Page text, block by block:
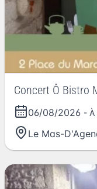
Concert Ô Bistro
06/08/2026 - À
Le Mas-